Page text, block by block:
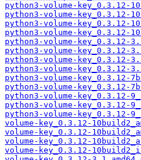
python3-volume-key_0.3.12-
python3-volume-key_0.3.12-
python3-volume-key_0.3.12-
python3-volume-key_0.3.12-
python3-volume-key_0.3.12-
python3-volume-key_0.3.12-
python3-volume-key_0.3.12-
python3-volume-key_0.3.12-
python3-volume-key_0.3.12-
python3-volume-key_0.3.12-
python3-volume-key_0.3.12-
python3-volume-key_0.3.12-
python3-volume-key_0.3.12-
volume-key_0.3.12-
volume-key_0.3.12-
volume-key_0.3.12-
volume-key_0.3.12-